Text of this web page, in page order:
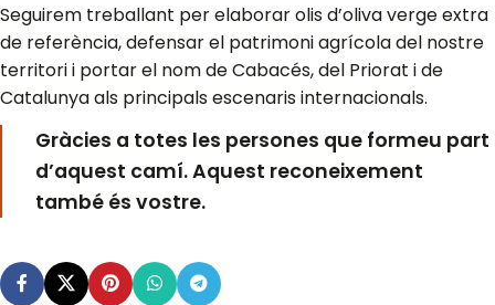
Seguirem treballant per elaborar olis d’oliva verge extra
de referència, defensar el patrimoni agrícola del nostre
territori i portar el nom de Cabacés, del Priorat i de
Catalunya als principals escenaris internacionals.
Gràcies a totes les persones que formeu part
d’aquest camí. Aquest reconeixement
també és vostre.